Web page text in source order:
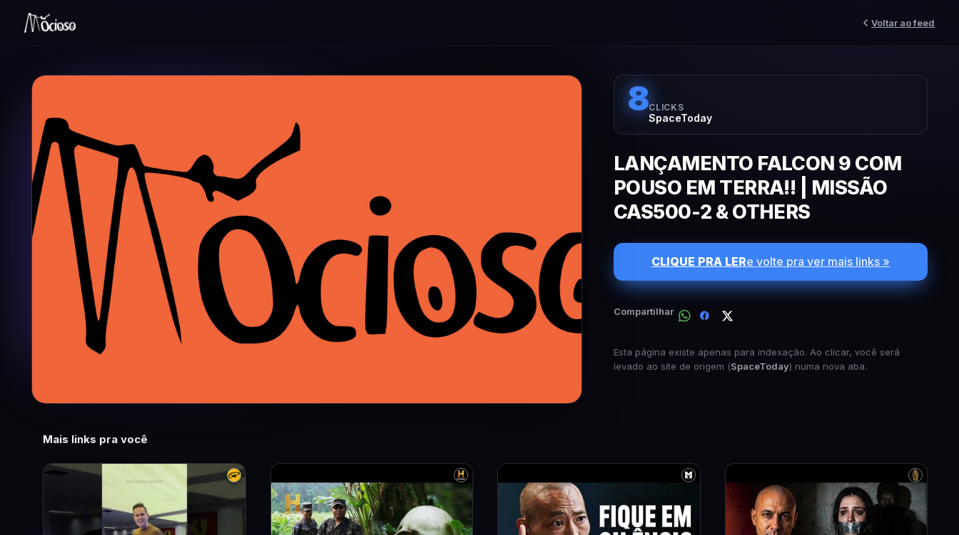
Voltar ao feed
8CLICKS
SpaceToday
LANÇAMENTO FALCON 9 COM
POUSO EM TERRA!! | MISSÃO
CAS500-2 & OTHERS
CLIQUE PRA LERe volte pra ver mais links »
Compartilhar
Esta página existe apenas para indexação. Ao clicar, você será
levado ao site de origem (SpaceToday) numa nova aba.
Mais links pra você